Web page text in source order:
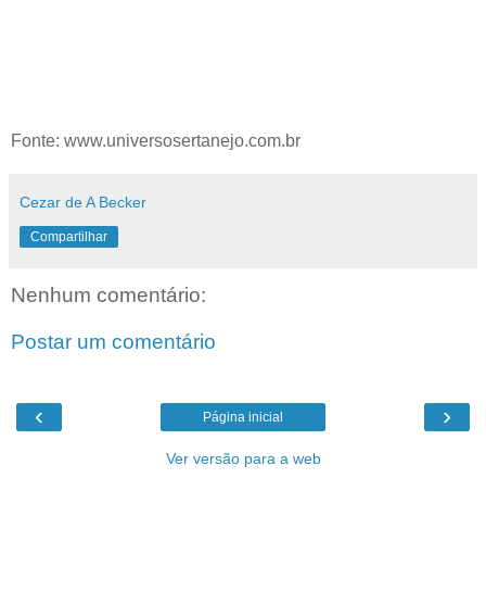
Fonte: www.universosertanejo.com.br
Cezar de A Becker
Compartilhar
Nenhum comentário:
Postar um comentário
‹ ›
Página inicial
Ver versão para a web